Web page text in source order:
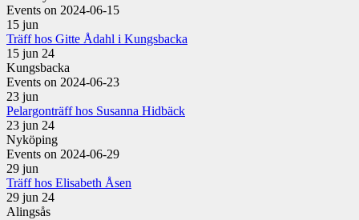
Events on 2024-06-15
15 jun
Träff hos Gitte Ådahl i Kungsbacka
15 jun 24
Kungsbacka
Events on 2024-06-23
23 jun
Pelargonträff hos Susanna Hidbäck
23 jun 24
Nyköping
Events on 2024-06-29
29 jun
Träff hos Elisabeth Åsen
29 jun 24
Alingsås